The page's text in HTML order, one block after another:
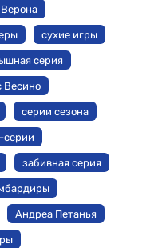
Верона
сухие игры
серия
Весино
серии сезона
серии
забивная серия
Андреа Петанья